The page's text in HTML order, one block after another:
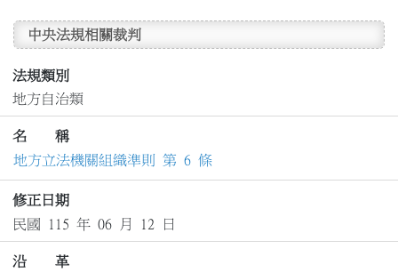
中央法規相關裁判
法規類別
地方自治類
名 稱
地方立法機關組織準則 第 6 條
修正日期
民國 115 年 06 月 12 日
沿 革